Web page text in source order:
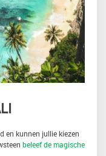
en kunnen jullie kiezen
beleef de magische